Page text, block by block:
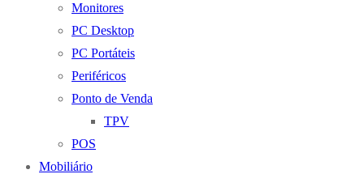
Monitores
PC Desktop
PC Portáteis
Periféricos
Ponto de Venda
TPV
POS
Mobiliário